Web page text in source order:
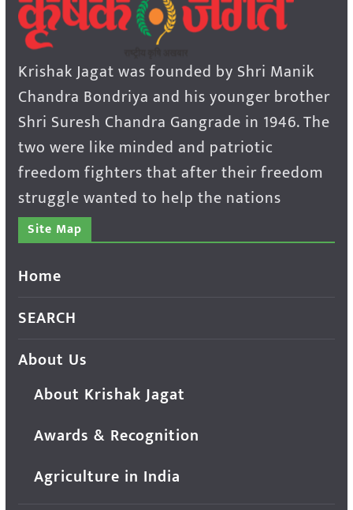
Krishak Jagat was founded by Shri Manik
Chandra Bondriya and his younger brother
Shri Suresh Chandra Gangrade in 1946. The
two were like minded and patriotic
freedom fighters that after their freedom
struggle wanted to help the nations
Site Map
Home
SEARCH
About Us
About Krishak Jagat
Awards & Recognition
Agriculture in India